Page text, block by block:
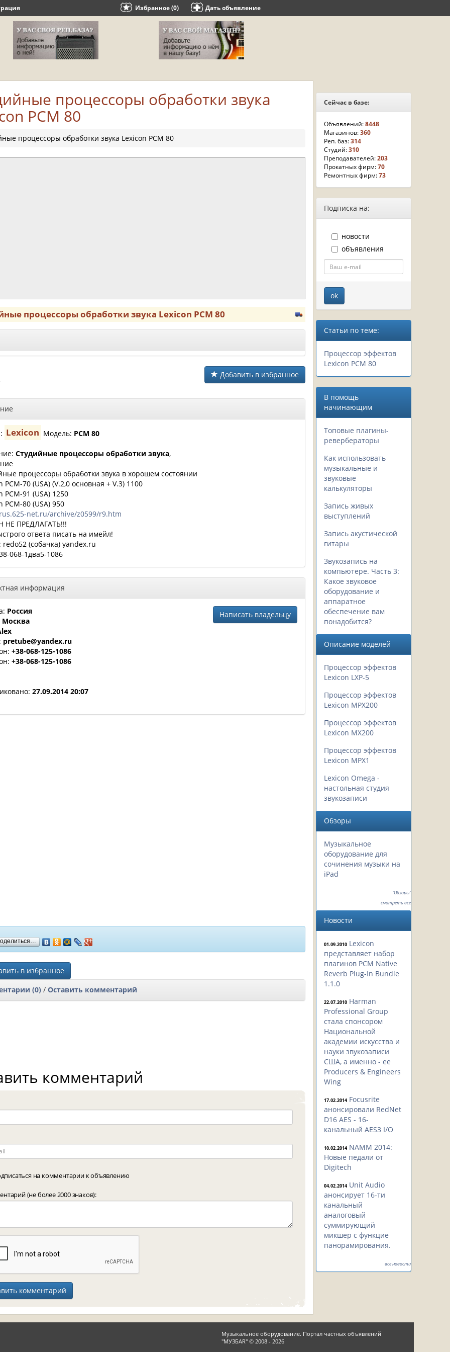
Избранное (0) Дать объявление
процессоры обработки звука
PCM 80
процессоры обработки звука Lexicon PCM 80
процессоры обработки звука Lexicon PCM 80
Добавить в избранное
Lexicon Модель: PCM 80
Студийные процессоры обработки звука,
процессоры обработки звука в хорошем состоянии
PCM-70 (USA) (V.2,0 основная + V.3) 1100
PCM-91 (USA) 1250
PCM-80 (USA) 950
net.ru/archive/z0599/r9.htm
НЕ ПРЕДЛАГАТЬ!!!
ответа писать на имейл!
redo52 (собачка) yandex.ru
068-1два5-1086
информация
Написать владельцу
Россия
Москва
pretube@yandex.ru
+38-068-125-1086
+38-068-125-1086
27.09.2014 20:07
в избранное
(0) / Оставить комментарий
комментарий
на комментарии к объявлению
(не более 2000 знаков):
Сейчас в базе:
Объявлений:8448
Магазинов:360
Реп. баз:314
Студий:310
Преподавателей:203
Прокатных фирм:70
Ремонтных фирм:73
Подписка на:
новости
объявления
Статьи по теме:
Процессор эффектов
Lexicon PCM 80
В помощь
начинающим
Топовые плагины-
ревербераторы
Как использовать
музыкальные и
звуковые
калькуляторы
Запись живых
выступлений
Запись акустической
гитары
Звукозапись на
компьютере. Часть 3:
Какое звуковое
оборудование и
аппаратное
обеспечение вам
понадобится?
Описание моделей
Процессор эффектов
Lexicon LXP-5
Процессор эффектов
Lexicon MPX200
Процессор эффектов
Lexicon MX200
Процессор эффектов
Lexicon MPX1
Lexicon Omega -
настольная студия
звукозаписи
Обзоры
Музыкальное
оборудование для
сочинения музыки на
iPad
"Обзоры"
смотреть все
Новости
01.09.2010 Lexicon
представляет набор
плагинов PCM Native
Reverb Plug-In Bundle
1.1.0
22.07.2010 Harman
Professional Group
стала спонсором
Национальной
академии искусства и
науки звукозаписи
США, а именно - ее
Producers & Engineers
Wing
17.02.2014 Focusrite
анонсировали RedNet
D16 AES - 16-
канальный AES3 I/O
10.02.2014 NAMM 2014:
Новые педали от
Digitech
04.02.2014 Unit Audio
анонсирует 16-ти
канальный
аналоговый
суммирующий
микшер с функцие
панорамирования.
все новости
Музыкальное оборудование. Портал частных объявлений
"МУЗБАR" © 2008 - 2026